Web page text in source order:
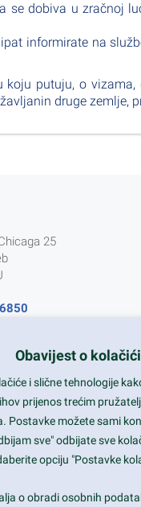
se dobiva u zračnoj
informirate na
putuju, o vizama,
druge zemlje,
25
Obavijest o
i slične tehnologije
prijenos trećim
možete sami
sve" odbijate sve
opciju "Postavke
o obradi osobnih